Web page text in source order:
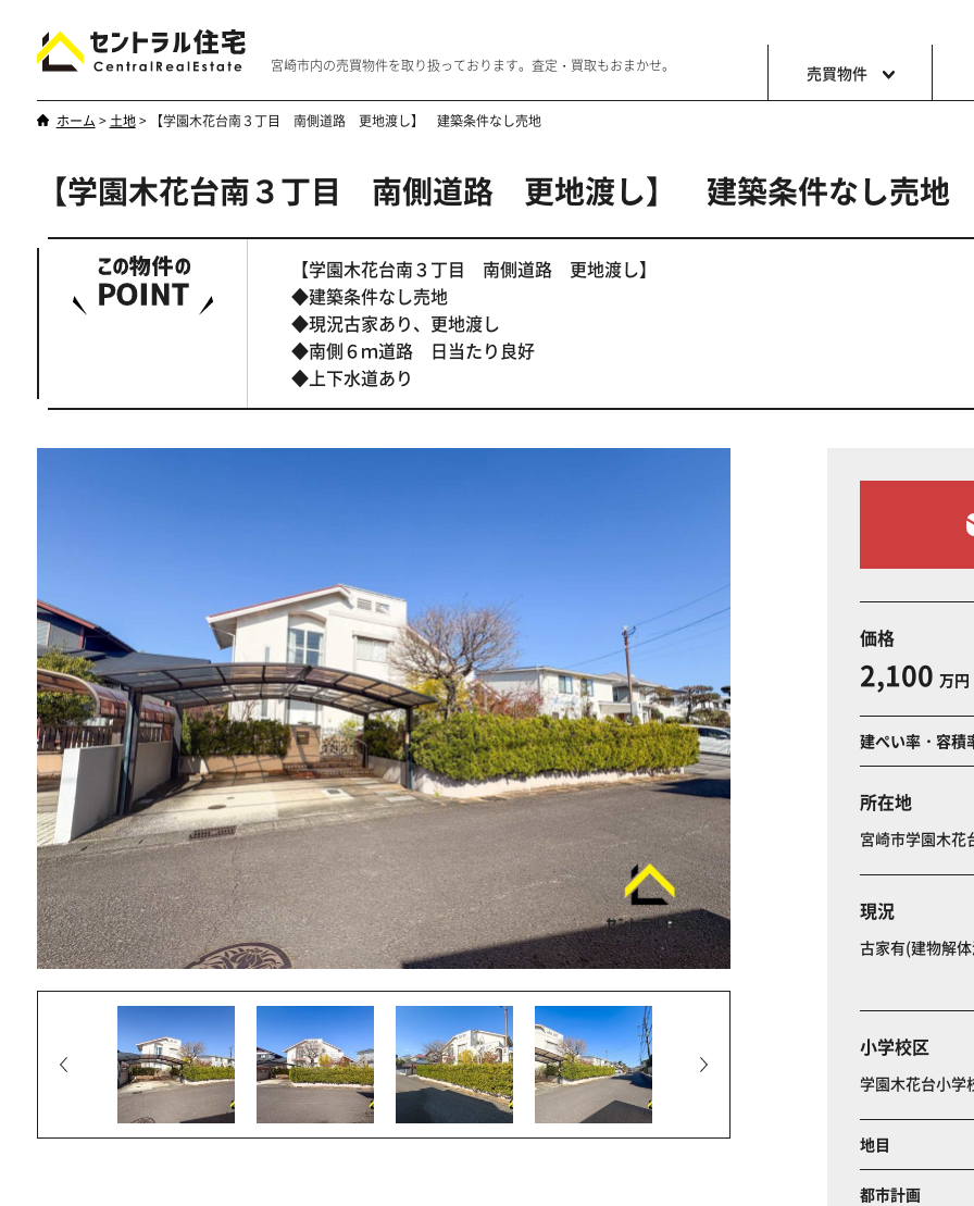
宮崎市内の売買物件を取り扱っております。査定・買取もおまかせ。 売買物件
やはり一戸建てが一番
ホーム > 土地> 【学園木花台南３丁目 南側道路 更地渡し】 建築条件なし売地
【学園木花台南３丁目 南側道路 更地渡し】 建築条件なし売地
【学園木花台南３丁目 南側道路 更地渡し】
◆建築条件なし売地
◆現況古家あり、更地渡し
◆南側６ｍ道路 日当たり良好
◆上下水道あり
価格
2,100 万円
建ぺい率・容積
所在地
宮崎市学園木
現況
古家有(建物解
小学校区
学園木花台小学
地目
都市計画